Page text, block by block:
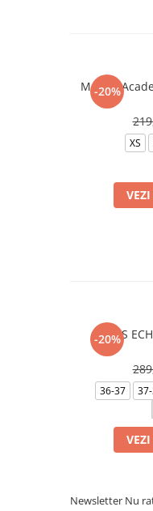
-20%
M Nike
XS
-20%
CROCS ECHO
36-37
Newsletter Nu